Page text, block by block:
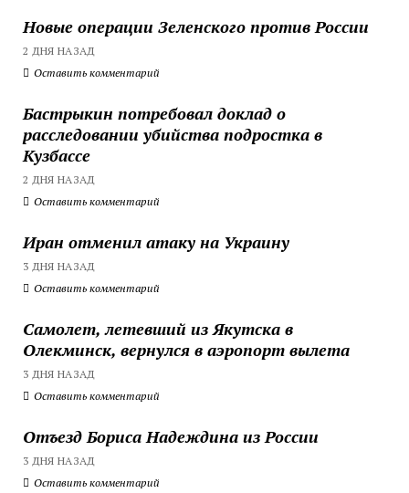
Новые операции Зеленского против России
2 ДНЯ НАЗАД
Оставить комментарий
Бастрыкин потребовал доклад о
расследовании убийства подростка в
Кузбассе
2 ДНЯ НАЗАД
Оставить комментарий
Иран отменил атаку на Украину
3 ДНЯ НАЗАД
Оставить комментарий
Самолет, летевший из Якутска в
Олекминск, вернулся в аэропорт вылета
3 ДНЯ НАЗАД
Оставить комментарий
Отъезд Бориса Надеждина из России
3 ДНЯ НАЗАД
Оставить комментарий